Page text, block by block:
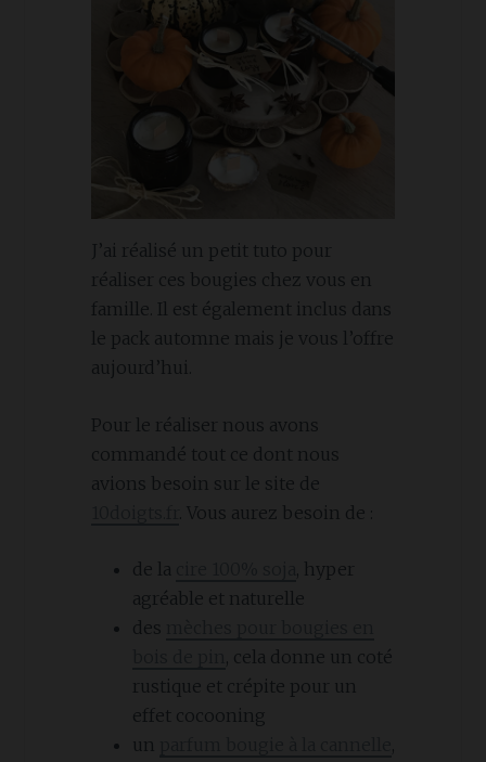
J’ai réalisé un petit tuto pour
réaliser ces bougies chez vous en
famille. Il est également inclus dans
le pack automne mais je vous l’offre
aujourd’hui.
Pour le réaliser nous avons
commandé tout ce dont nous
avions besoin sur le site de
. Vous aurez besoin de :
de la
, hyper
agréable et naturelle
des
, cela donne un coté
rustique et crépite pour un
effet cocooning
un
,